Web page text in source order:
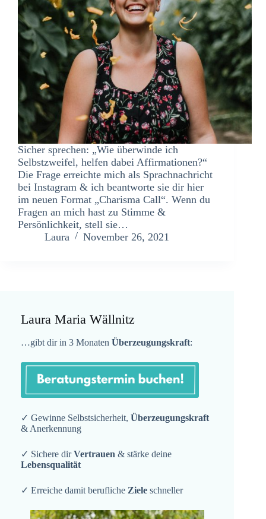
Sicher sprechen: „Wie überwinde ich
Selbstzweifel, helfen dabei Affirmationen?“
Die Frage erreichte mich als Sprachnachricht
bei Instagram & ich beantworte sie dir hier
im neuen Format „Charisma Call“. Wenn du
Fragen an mich hast zu Stimme &
Persönlichkeit, stell sie…
Laura
November 26, 2021
Laura Maria Wällnitz
…gibt dir in 3 Monaten Überzeugungskraft:
✓ Gewinne Selbstsicherheit, Überzeugungskraft
& Anerkennung
✓ Sichere dirVertrauen & stärke deine
Lebensqualität
✓ Erreiche damit berufliche Ziele schneller